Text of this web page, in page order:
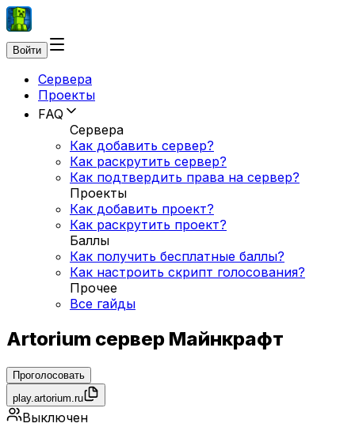
Войти
Сервера
Проекты
FAQ
Сервера
Как добавить сервер?
Как раскрутить сервер?
Как подтвердить права на сервер?
Проекты
Как добавить проект?
Как раскрутить проект?
Баллы
Как получить бесплатные баллы?
Как настроить скрипт голосования?
Прочее
Все гайды
Artorium сервер Майнкрафт
Проголосовать
play.artorium.ru
Выключен